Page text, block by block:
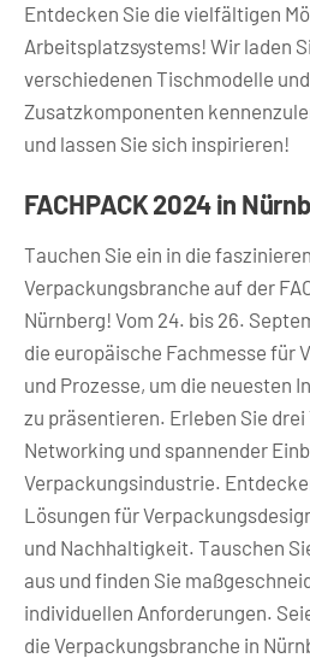
Entdecken Sie die vielfältigen
Arbeitsplatzsystems! Wir laden
verschiedenen Tischmodelle
Zusatzkomponenten
und lassen Sie sich inspirieren!
FACHPACK 2024 in
Tauchen Sie ein in die
Verpackungsbranche auf der
Nürnberg! Vom 24. bis 26.
die europäische Fachmesse für
und Prozesse, um die neuesten
zu präsentieren. Erleben Sie
Networking und spannender
Verpackungsindustrie.
Lösungen für
und Nachhaltigkeit. Tauschen
aus und finden Sie
individuellen Anforderungen.
die Verpackungsbranche in